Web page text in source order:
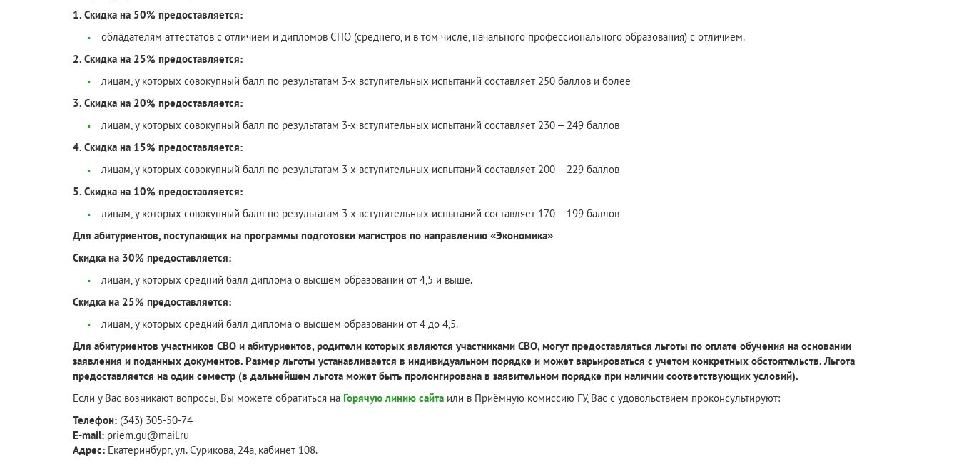
1. Скидка на 50% предоставляется:
обладателям аттестатов с отличием и дипломов СПО (среднего, и в том числе, начального профессионального образования) с отличием.
2. Скидка на 25% предоставляется:
лицам, у которых совокупный балл по результатам 3-х вступительных испытаний составляет 250 баллов и более
3. Скидка на 20% предоставляется:
лицам, у которых совокупный балл по результатам 3-х вступительных испытаний составляет 230 – 249 баллов
4. Скидка на 15% предоставляется:
лицам, у которых совокупный балл по результатам 3-х вступительных испытаний составляет 200 – 229 баллов
5. Скидка на 10% предоставляется:
лицам, у которых совокупный балл по результатам 3-х вступительных испытаний составляет 170 – 199 баллов
Для абитуриентов, поступающих на программы подготовки магистров по направлению «Экономика»
Скидка на 30% предоставляется:
лицам, у которых средний балл диплома о высшем образовании от 4,5 и выше.
Скидка на 25% предоставляется:
лицам, у которых средний балл диплома о высшем образовании от 4 до 4,5.
Для абитуриентов участников СВО и абитуриентов, родители которых являются участниками СВО, могут предоставляться льготы по оплате обучения на основании
заявления и поданных документов. Размер льготы устанавливается в индивидуальном порядке и может варьироваться с учетом конкретных обстоятельств. Льгота
предоставляется на один семестр (в дальнейшем льгота может быть пролонгирована в заявительном порядке при наличии соответствующих условий).
Если у Вас возникают вопросы, Вы можете обратиться на Горячую линию сайта или в Приёмную комиссию ГУ, Вас с удовольствием проконсультируют:
Телефон: (343) 305-50-74
E-mail: priem.gu@mail.ru
Адрес: Екатеринбург, ул. Сурикова, 24а, кабинет 108.